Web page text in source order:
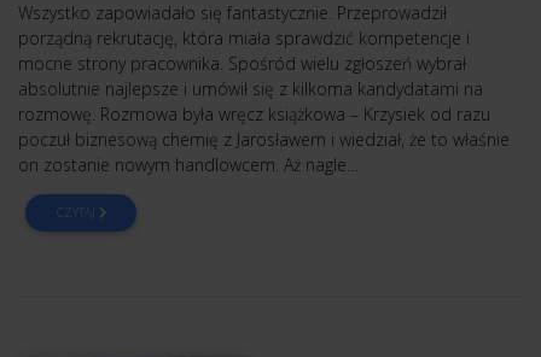
Wszystko zapowiadało się fantastycznie. Przeprowadził
porządną rekrutację, która miała sprawdzić kompetencje i
mocne strony pracownika. Spośród wielu zgłoszeń wybrał
absolutnie najlepsze i umówił się z kilkoma kandydatami na
rozmowę. Rozmowa była wręcz książkowa – Krzysiek od razu
poczuł biznesową chemię z Jarosławem i wiedział, że to właśnie
on zostanie nowym handlowcem. Aż nagle…
CZYTAJ